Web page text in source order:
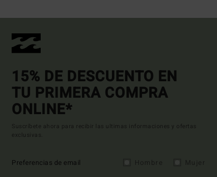
15% DE DESCUENTO EN
TU PRIMERA COMPRA
ONLINE*
Suscríbete ahora para recibir las ultimas informaciones y ofertas
exclusivas.
Preferencias de email